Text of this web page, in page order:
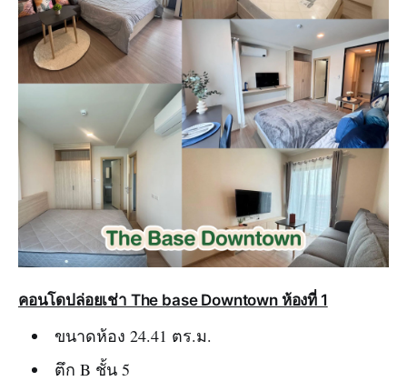
คอนโดปล่อยเช่า The base Downtown ห้องที่ 1
ขนาดห้อง 24.41 ตร.ม.
ตึก B ชั้น 5